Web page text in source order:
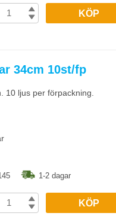
KÖP
34cm 10st/fp
10 ljus per förpackning.
1-2 dagar
KÖP